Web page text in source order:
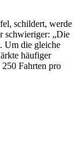
schildert, werde
schwieriger: „Die
Um die gleiche
häufiger
Fahrten pro